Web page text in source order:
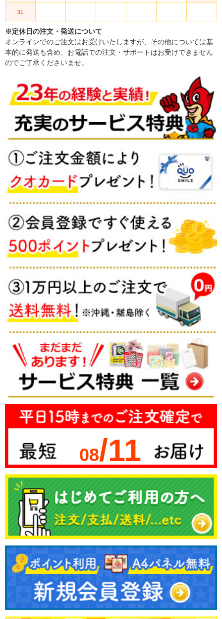
31
※定休日の注文・発送について
オンラインでのご注文はお受けいたしますが、その他については基
本的に発送も含め、お電話での注文・サポートはお受けできません
のでご了承くださいませ。
08/11